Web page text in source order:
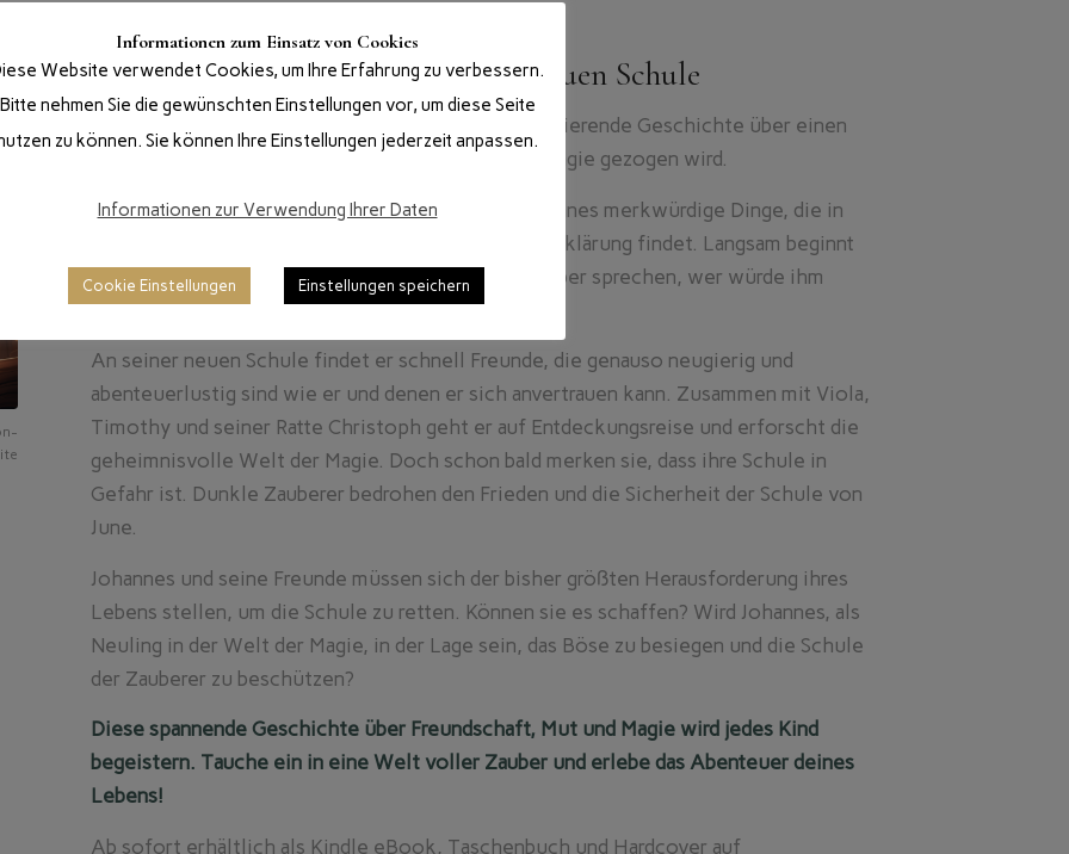
Teil 1: Geheime Abenteuer in der neuen Schule
“Johannes und die Zauberer von June” ist eine faszinierende Geschichte über einen
Jungen, der in eine Welt voller Geheimnisse und Magie gezogen wird.
Nach seinem Umzug in das Dorf June bemerkt Johannes merkwürdige Dinge, die in
seiner Umgebung geschehen und für die er keine Erklärung findet. Langsam beginnt
er an Magie zu glauben. Doch mit wem kann er darüber sprechen, wer würde ihm
glauben?
An seiner neuen Schule findet er schnell Freunde, die genauso neugierig und
abenteuerlustig sind wie er und denen er sich anvertrauen kann. Zusammen mit Viola,
Timothy und seiner Ratte Christoph geht er auf Entdeckungsreise und erforscht die
geheimnisvolle Welt der Magie. Doch schon bald merken sie, dass ihre Schule in
Gefahr ist. Dunkle Zauberer bedrohen den Frieden und die Sicherheit der Schule von
June.
Johannes und seine Freunde müssen sich der bisher größten Herausforderung ihres
Lebens stellen, um die Schule zu retten. Können sie es schaffen? Wird Johannes, als
Neuling in der Welt der Magie, in der Lage sein, das Böse zu besiegen und die Schule
der Zauberer zu beschützen?
Diese spannende Geschichte über Freundschaft, Mut und Magie wird jedes Kind
begeistern. Tauche ein in eine Welt voller Zauber und erlebe das Abenteuer deines
Lebens!
Ab sofort erhältlich als Kindle eBook, Taschenbuch und Hardcover auf
Informationen zum Einsatz von Cookies
Website verwendet Cookies, um Ihre Erfahrung zu verbessern.
Bitte nehmen Sie die gewünschten Einstellungen vor, um diese Seite
zu können. Sie können Ihre Einstellungen jederzeit anpassen.
Informationen zur Verwendung Ihrer Daten
Cookie Einstellungen Einstellungen speichern